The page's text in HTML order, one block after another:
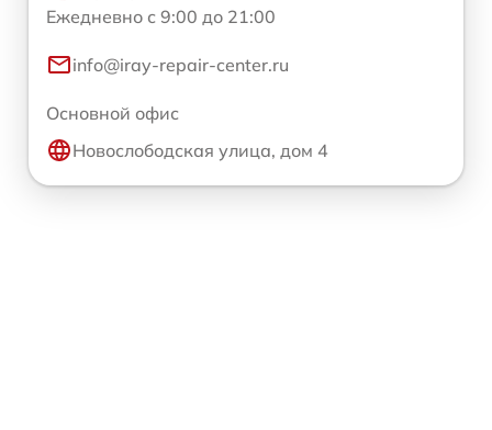
Ежедневно с 9:00 до 21:00
info@iray-repair-center.ru
Основной офис
Новослободская улица, дом 4